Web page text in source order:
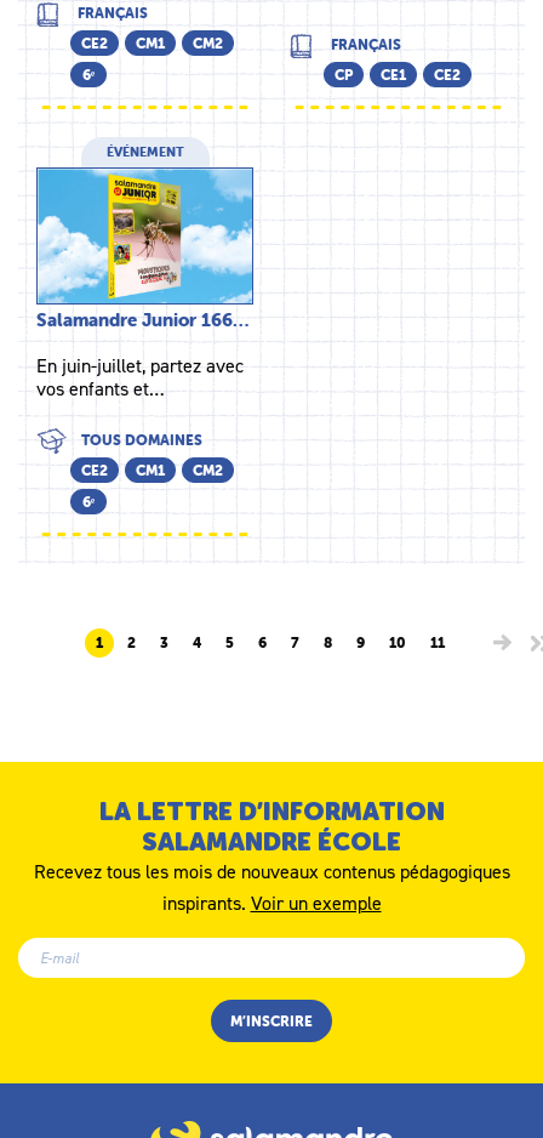
FRANÇAIS
CE2
CM1
CM2
6ᵉ
FRANÇAIS
CP
CE1 CE2
ÉVÉNEMENT
Salamandre Junior 166…
En juin-juillet, partez avec
vos enfants et…
TOUS DOMAINES
CE2
CM1
CM2
6ᵉ
1 2 3 4 5 6 7 8 9 10 11
LA LETTRE D’INFORMATION
SALAMANDRE ÉCOLE
Recevez tous les mois de nouveaux contenus pédagogiques
inspirants. Voir un exemple